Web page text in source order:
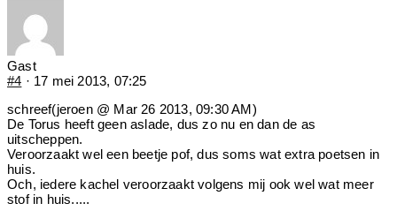
Gast
#4 · 17 mei 2013, 07:25
schreef(jeroen @ Mar 26 2013, 09:30 AM)
De Torus heeft geen aslade, dus zo nu en dan de as
uitscheppen.
Veroorzaakt wel een beetje pof, dus soms wat extra poetsen in
huis.
Och, iedere kachel veroorzaakt volgens mij ook wel wat meer
stof in huis.....